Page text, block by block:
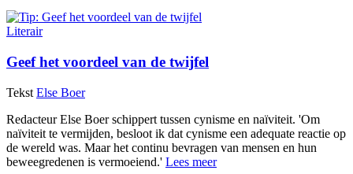
Literair
Geef het voordeel van de twijfel
Tekst Else Boer
Redacteur Else Boer schippert tussen cynisme en naïviteit. 'Om
naïviteit te vermijden, besloot ik dat cynisme een adequate reactie op
de wereld was. Maar het continu bevragen van mensen en hun
beweegredenen is vermoeiend.' Lees meer